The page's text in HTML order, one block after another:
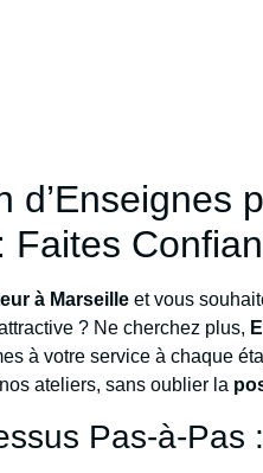
d’Enseignes
Faites
à Marseille et vous
? Ne cherchez plus,
à votre service à chaque
ateliers, sans oublier la
Pas-à-Pas